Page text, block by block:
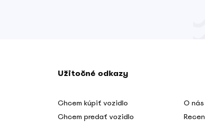
Užitočné odkazy
Chcem kúpiť vozidlo
Chcem predať vozidlo
O nás